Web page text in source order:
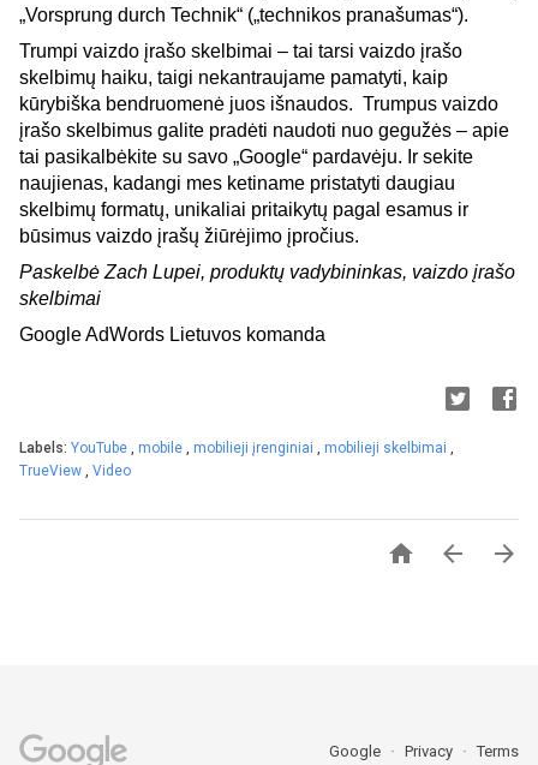
„Vorsprung durch Technik“ („technikos pranašumas“).
Trumpi vaizdo įrašo skelbimai – tai tarsi vaizdo įrašo
skelbimų haiku, taigi nekantraujame pamatyti, kaip
kūrybiška bendruomenė juos išnaudos.  Trumpus vaizdo
įrašo skelbimus galite pradėti naudoti nuo gegužės – apie
tai pasikalbėkite su savo „Google“ pardavėju. Ir sekite
naujienas, kadangi mes ketiname pristatyti daugiau
skelbimų formatų, unikaliai pritaikytų pagal esamus ir
būsimus vaizdo įrašų žiūrėjimo įpročius.
Paskelbė Zach Lupei, produktų vadybininkas, vaizdo įrašo
skelbimai
Google AdWords Lietuvos komanda
Labels: YouTube , mobile , mobilieji įrenginiai , mobilieji skelbimai ,
TrueView , Video
  
Google Privacy Terms